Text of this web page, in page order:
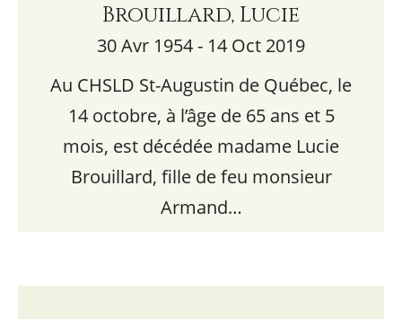
Brouillard, Lucie
30 Avr 1954 - 14 Oct 2019
Au CHSLD St-Augustin de Québec, le
14 octobre, à l’âge de 65 ans et 5
mois, est décédée madame Lucie
Brouillard, fille de feu monsieur
Armand…